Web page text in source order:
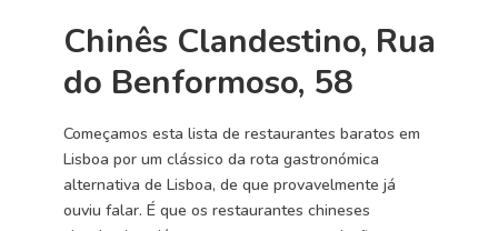
Chinês Clandestino, Rua
do Benformoso, 58
Começamos esta lista de restaurantes baratos em
Lisboa por um clássico da rota gastronómica
alternativa de Lisboa, de que provavelmente já
ouviu falar. É que os restaurantes chineses